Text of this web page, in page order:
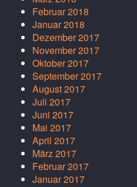
Februar 2018
Januar 2018
Dezember 2017
November 2017
Oktober 2017
September 2017
August 2017
Juli 2017
Juni 2017
Mai 2017
April 2017
März 2017
Februar 2017
Januar 2017